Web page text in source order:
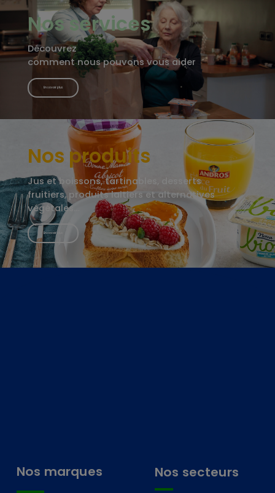
Nos services
Découvrez
comment nous pouvons vous aider
En savoir plus
Nos produits
Jus et boissons, tartinables, desserts
fruitiers, produits laitiers et alternatives
végétales…
En savoir plus
Nos marques Nos secteurs